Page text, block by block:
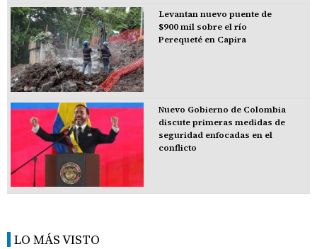
Levantan nuevo puente de
$900 mil sobre el río
Perequeté en Capira
Nuevo Gobierno de Colombia
discute primeras medidas de
seguridad enfocadas en el
conflicto
LO MÁS VISTO